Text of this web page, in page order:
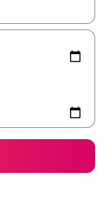
ih pregledati